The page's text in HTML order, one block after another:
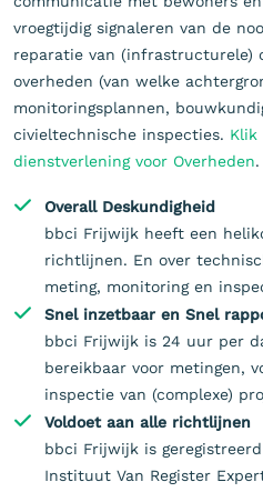
vroegtijdig signaleren van de
reparatie van (infrastructurele)
overheden (van welke
monitoringsplannen,
civieltechnische inspecties. Klik
dienstverlening voor Overheden.
Overall Deskundigheid
bbci Frijwijk heeft een
richtlijnen. En over
meting, monitoring en
Snel inzetbaar en Snel
bbci Frijwijk is 24 uur per
bereikbaar voor metingen,
inspectie van (complexe)
Voldoet aan alle richtlijnen
bbci Frijwijk is
Instituut Van Register